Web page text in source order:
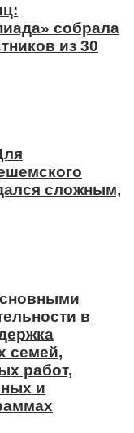
собрала
из 30
сложным,
в
семей,
работ,
и